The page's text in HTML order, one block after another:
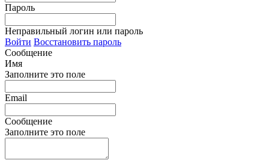
Пароль
Неправильный логин или пароль
Войти Восстановить пароль
Сообщение
Имя
Заполните это поле
Email
Сообщение
Заполните это поле